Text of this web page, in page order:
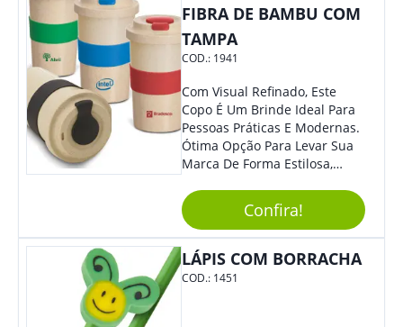
Dia A Dia. Personalize-O Com
Sua Marca E Tenha Ainda
Mais Destaque Em Eventos E
Feiras De Negócios.
FIBRA DE BAMBU COM
TAMPA
COD.: 1941
Com Visual Refinado, Este
Copo É Um Brinde Ideal Para
Pessoas Práticas E Modernas.
Ótima Opção Para Levar Sua
Marca De Forma Estilosa,
Empresa Em Eventos,
Reuniões Corporativas Ou Até
Mesmo Para Presentear
Colaboradores.
Confira!
LÁPIS COM BORRACHA
COD.: 1451